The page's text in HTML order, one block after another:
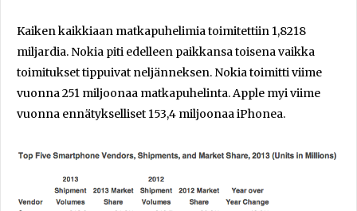
Kaiken kaikkiaan matkapuhelimia toimitettiin 1,8218
miljardia. Nokia piti edelleen paikkansa toisena vaikka
toimitukset tippuivat neljänneksen. Nokia toimitti viime
vuonna 251 miljoonaa matkapuhelinta. Apple myi viime
vuonna ennätykselliset 153,4 miljoonaa iPhonea.